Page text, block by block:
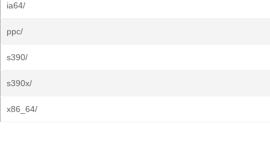
ia64/
ppc/
s390/
s390x/
x86_64/